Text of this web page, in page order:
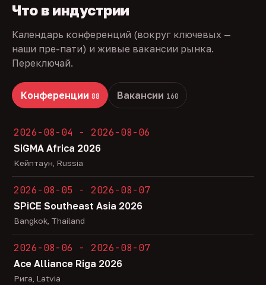
Что в индустрии
Календарь конференций (вокруг ключевых —
наши пре-пати) и живые вакансии рынка.
Переключай.
Конференции 88 Вакансии 160
2026-08-04 - 2026-08-06
SiGMA Africa 2026
Кейптаун, Russia
2026-08-05 - 2026-08-07
SPiCE Southeast Asia 2026
Bangkok, Thailand
2026-08-06 - 2026-08-07
Ace Alliance Riga 2026
Рига, Latvia